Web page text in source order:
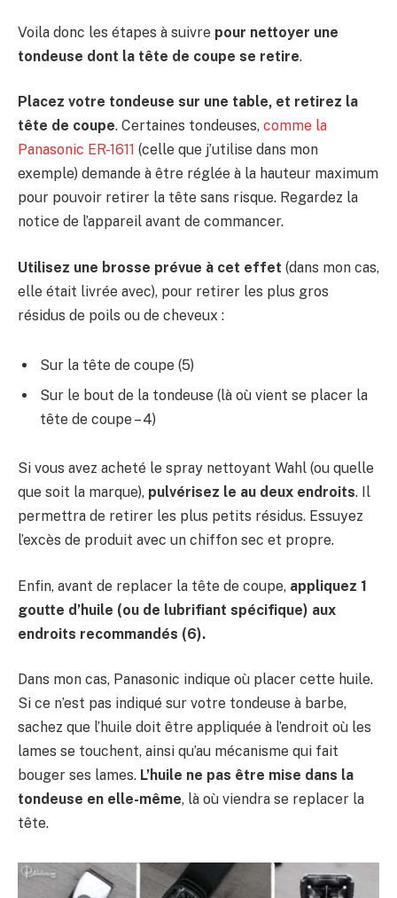
Voila donc les étapes à suivre pour nettoyer une
tondeuse dont la tête de coupe se retire.
Placez votre tondeuse sur une table, et retirez la
tête de coupe. Certaines tondeuses, comme la
Panasonic ER-1611 (celle que j’utilise dans mon
exemple) demande à être réglée à la hauteur maximum
pour pouvoir retirer la tête sans risque. Regardez la
notice de l’appareil avant de commancer.
Utilisez une brosse prévue à cet effet (dans mon cas,
elle était livrée avec), pour retirer les plus gros
résidus de poils ou de cheveux :
Sur la tête de coupe (5)
Sur le bout de la tondeuse (là où vient se placer la
tête de coupe – 4)
Si vous avez acheté le spray nettoyant Wahl (ou quelle
que soit la marque), pulvérisez le au deux endroits. Il
permettra de retirer les plus petits résidus. Essuyez
l’excès de produit avec un chiffon sec et propre.
Enfin, avant de replacer la tête de coupe, appliquez 1
goutte d’huile (ou de lubrifiant spécifique) aux
endroits recommandés (6).
Dans mon cas, Panasonic indique où placer cette huile.
Si ce n’est pas indiqué sur votre tondeuse à barbe,
sachez que l’huile doit être appliquée à l’endroit où les
lames se touchent, ainsi qu’au mécanisme qui fait
bouger ses lames. L’huile ne pas être mise dans la
tondeuse en elle-même, là où viendra se replacer la
tête.